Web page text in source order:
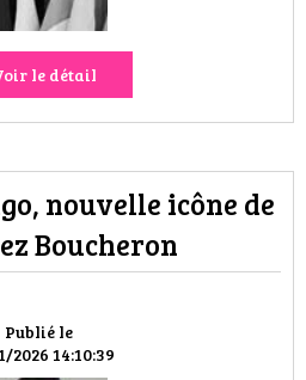
le détail
Publié le
2026 14:10:39
nouvelle icône de
Boucheron